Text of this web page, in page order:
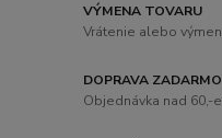
VÝMENA TOVARU
Vrátenie alebo
DOPRAVA ZADARMO
Objednávka nad 60,-